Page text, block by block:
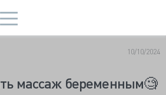
10/10/2024
массаж беременным🧐